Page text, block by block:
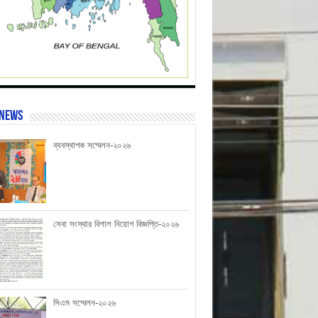
ব্যবস্থাপক সম্মেলন-২০২৬
সেবা সংস্থার বিশাল নিয়োগ বিজ্ঞপ্তি-২০২৬
সিএম সম্মেলন-২০২৬